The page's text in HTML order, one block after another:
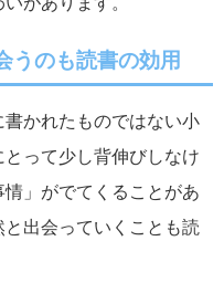
うのも読書の効用
かれたものではない小
って少し背伸びしなけ
」がでてくることがあ
出会っていくことも読